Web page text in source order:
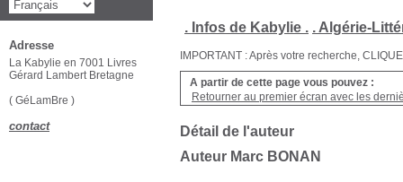
. Infos de Kabylie . . Algérie-
IMPORTANT : Après votre recherche,
A partir de cette page vous pouvez :
Retourner au premier écran avec les
Détail de l'auteur
Auteur Marc BONAN
Adresse
La Kabylie en 7001 Livres
Gérard Lambert Bretagne
( GéLamBre )
contact